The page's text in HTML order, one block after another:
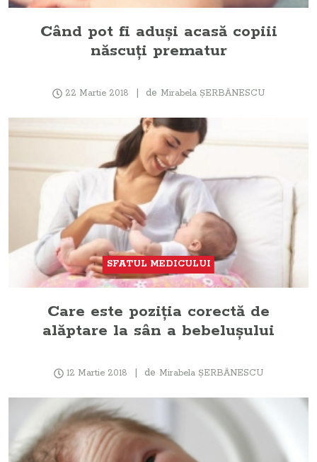
Când pot fi aduşi acasă copiii
născuţi prematur
22 Martie 2018 de Mirabela ŞERBĂNESCU
SFATUL MEDICULUI
Care este poziţia corectă de
alăptare la sân a bebeluşului
12 Martie 2018 de Mirabela ŞERBĂNESCU